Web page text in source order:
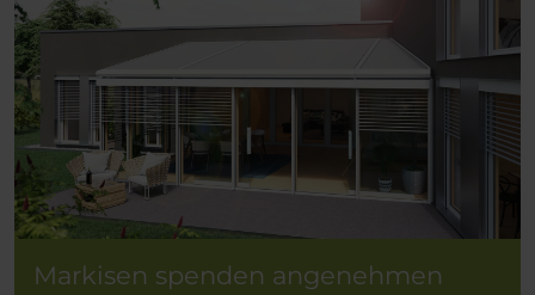
Markisen spenden angenehmen